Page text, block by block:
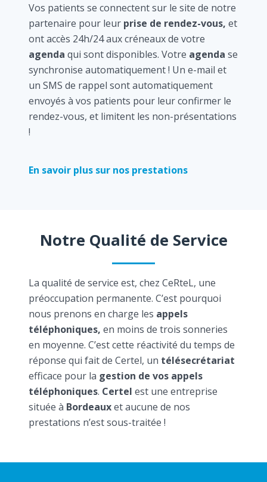
Vos patients se connectent sur le site de notre
partenaire pour leur prise de rendez-vous, et
ont accès 24h/24 aux créneaux de votre
agenda qui sont disponibles. Votre agenda se
synchronise automatiquement ! Un e-mail et
un SMS de rappel sont automatiquement
envoyés à vos patients pour leur confirmer le
rendez-vous, et limitent les non-présentations
!
En savoir plus sur nos prestations
Notre Qualité de Service
La qualité de service est, chez CeRteL, une
préoccupation permanente. C’est pourquoi
nous prenons en charge les appels
téléphoniques, en moins de trois sonneries
en moyenne. C’est cette réactivité du temps de
réponse qui fait de Certel, un télésecrétariat
efficace pour la gestion de vos appels
téléphoniques. Certel est une entreprise
située à Bordeauxet aucune de nos
prestations n’est sous-traitée !